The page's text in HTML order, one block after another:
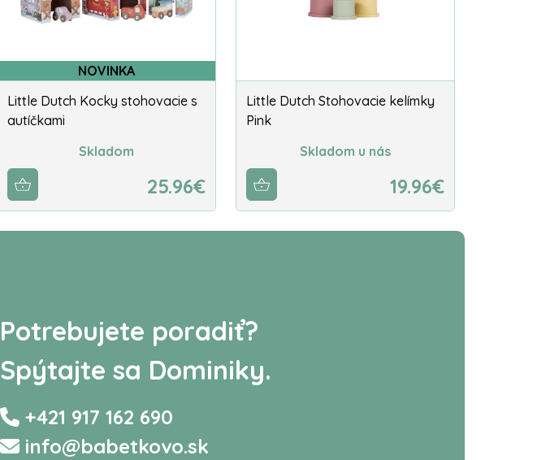
NOVINKA
Little Dutch Kocky stohovacie s
autíčkami
Skladom
25.96€
Little Dutch Stohovacie kelímky
Pink
Skladom u nás
19.96€
Potrebujete poradiť?
Spýtajte sa Dominiky.
+421 917 162 690
info@babetkovo.sk